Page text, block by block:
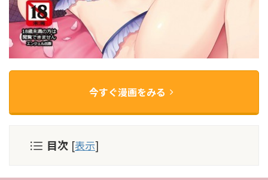
今すぐ漫画をみる
目次 [表示]